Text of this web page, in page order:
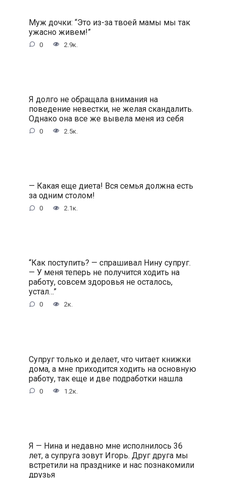
Муж дочки: “Это из-за твоей мамы мы так
ужасно живем!”
0 2.9к.
Я долго не обращала внимания на
поведение невестки, не желая скандалить.
Однако она все же вывела меня из себя
0 2.5к.
— Какая еще диета! Вся семья должна есть
за одним столом!
0 2.1к.
“Как поступить? — спрашивал Нину супруг.
— У меня теперь не получится ходить на
работу, совсем здоровья не осталось,
устал…”
0 2к.
Супруг только и делает, что читает книжки
дома, а мне приходится ходить на основную
работу, так еще и две подработки нашла
0 1.2к.
Я — Нина и недавно мне исполнилось 36
лет, а супруга зовут Игорь. Друг друга мы
встретили на празднике и нас познакомили
друзья